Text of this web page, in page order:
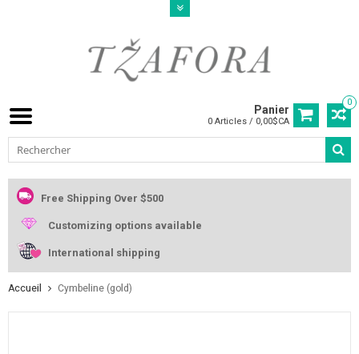
0
Panier
0 Articles / 0,00$CA
Free Shipping Over $500
Customizing options available
International shipping
Accueil Cymbeline (gold)